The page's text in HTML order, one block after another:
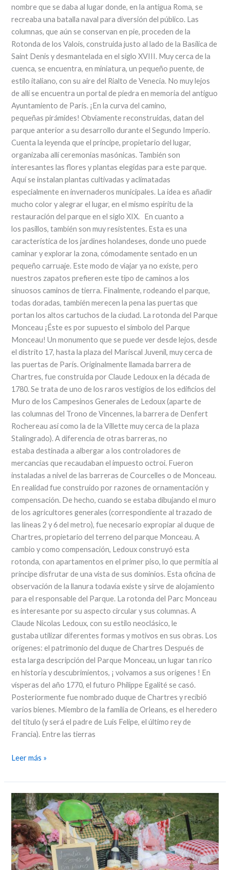
nombre que se daba al lugar donde, en la antigua Roma, se
recreaba una batalla naval para diversión del público. Las
columnas, que aún se conservan en pie, proceden de la
Rotonda de los Valois, construida justo al lado de la Basílica de
Saint Denis y desmantelada en el siglo XVIII. Muy cerca de la
cuenca, se encuentra, en miniatura, un pequeño puente, de
estilo italiano, con su aire del Rialto de Venecia. No muy lejos
de allí se encuentra un portal de piedra en memoria del antiguo
Ayuntamiento de París. ¡En la curva del camino,
pequeñas pirámides! Obviamente reconstruidas, datan del
parque anterior a su desarrollo durante el Segundo Imperio.
Cuenta la leyenda que el príncipe, propietario del lugar,
organizaba allí ceremonias masónicas. También son
interesantes las flores y plantas elegidas para este parque.
Aquí se instalan plantas cultivadas y aclimatadas
especialmente en invernaderos municipales. La idea es añadir
mucho color y alegrar el lugar, en el mismo espíritu de la
restauración del parque en el siglo XIX. En cuanto a
los pasillos, también son muy resistentes. Esta es una
característica de los jardines holandeses, donde uno puede
caminar y explorar la zona, cómodamente sentado en un
pequeño carruaje. Este modo de viajar ya no existe, pero
nuestros zapatos prefieren este tipo de caminos a los
sinuosos caminos de tierra. Finalmente, rodeando el parque,
todas doradas, también merecen la pena las puertas que
portan los altos cartuchos de la ciudad. La rotonda del Parque
Monceau ¡Éste es por supuesto el símbolo del Parque
Monceau! Un monumento que se puede ver desde lejos, desde
el distrito 17, hasta la plaza del Mariscal Juvenil, muy cerca de
las puertas de París. Originalmente llamada barrera de
Chartres, fue construida por Claude Ledoux en la década de
1780. Se trata de uno de los raros vestigios de los edificios del
Muro de los Campesinos Generales de Ledoux (aparte de
las columnas del Trono de Vincennes, la barrera de Denfert
Rochereau así como la de la Villette muy cerca de la plaza
Stalingrado). A diferencia de otras barreras, no
estaba destinada a albergar a los controladores de
mercancías que recaudaban el impuesto octroi. Fueron
instaladas a nivel de las barreras de Courcelles o de Monceau.
En realidad fue construido por razones de ornamentación y
compensación. De hecho, cuando se estaba dibujando el muro
de los agricultores generales (correspondiente al trazado de
las líneas 2 y 6 del metro), fue necesario expropiar al duque de
Chartres, propietario del terreno del parque Monceau. A
cambio y como compensación, Ledoux construyó esta
rotonda, con apartamentos en el primer piso, lo que permitía al
príncipe disfrutar de una vista de sus dominios. Esta oficina de
observación de la llanura todavía existe y sirve de alojamiento
para el responsable del Parque. La rotonda del Parc Monceau
es interesante por su aspecto circular y sus columnas. A
Claude Nicolas Ledoux, con su estilo neoclásico, le
gustaba utilizar diferentes formas y motivos en sus obras. Los
orígenes: el patrimonio del duque de Chartres Después de
esta larga descripción del Parque Monceau, un lugar tan rico
en historia y descubrimientos, ¡ volvamos a sus orígenes ! En
vísperas del año 1770, el futuro Philippe Egalité se casó.
Posteriormente fue nombrado duque de Chartres y recibió
varios bienes. Miembro de la familia de Orleans, es el heredero
del título (y será el padre de Luis Felipe, el último rey de
Francia). Entre las tierras
Leer más »
Los
Orígenes
del
Picnic